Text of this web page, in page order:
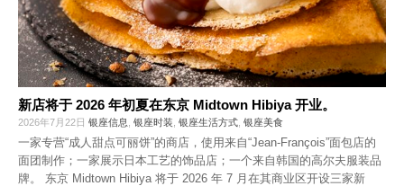
新店将于 2026 年初夏在东京 Midtown Hibiya 开业。
2026年7月22日 银座信息 银座时装 银座生活方式 银座美食
一家专营“成人甜点可丽饼”的商店，使用来自“Jean-François”面包店的
面团制作；一家展示日本工艺的饰品店；一个来自韩国的高尔夫服装品
牌。 东京 Midtown Hibiya 将于 2026 年 7 月在其商业区开设三家新